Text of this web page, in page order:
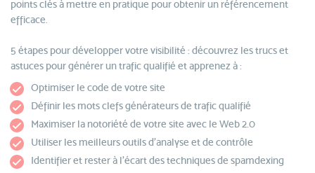
points clés à mettre en pratique pour obtenir un référencement
efficace.
5 étapes pour développer votre visibilité : découvrez les trucs et
astuces pour générer un trafic qualifié et apprenez à :
Optimiser le code de votre site
Définir les mots clefs générateurs de trafic qualifié
Maximiser la notoriété de votre site avec le Web 2.0
Utiliser les meilleurs outils d'analyse et de contrôle
Identifier et rester à l'écart des techniques de spamdexing